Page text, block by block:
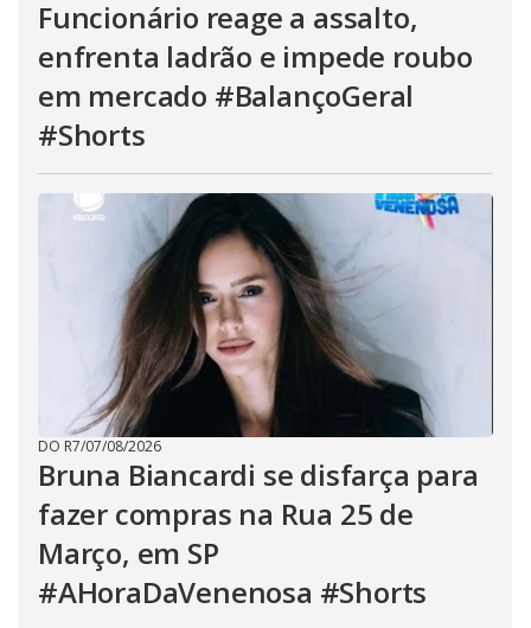
Funcionário reage a assalto,
enfrenta ladrão e impede roubo
em mercado #BalançoGeral
#Shorts
DO R7/07/08/2026
Bruna Biancardi se disfarça para
fazer compras na Rua 25 de
Março, em SP
#AHoraDaVenenosa #Shorts